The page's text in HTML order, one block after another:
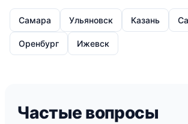
Самара Ульяновск Казань
Оренбург Ижевск
Частые вопросы